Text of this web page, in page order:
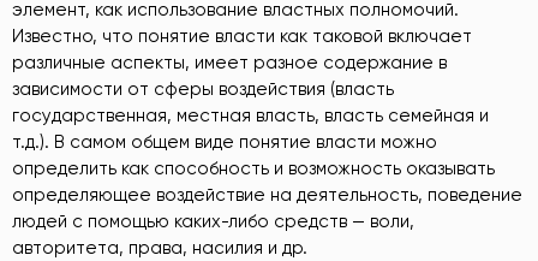
элемент, как использование властных полномочий.
Известно, что понятие власти как таковой включает
различные аспекты, имеет разное содержание в
зависимости от сферы воздействия (власть
государственная, местная власть, власть семейная и
т.д.). В самом общем виде понятие власти можно
определить как способность и возможность оказывать
определяющее воздействие на деятельность, поведение
людей с помощью каких-либо средств — воли,
авторитета, права, насилия и др.